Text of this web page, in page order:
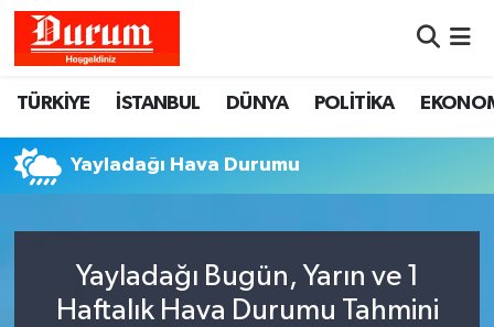
TÜRKİYE İSTANBUL DÜNYA POLİTİKA
Yayladağı Hava Durumu
Yayladağı Bugün, Yarın ve 1
Haftalık Hava Durumu Tahmini
Hava Durumu
Namaz Vakitleri
Süper Lig Puan Durumu ve Fikstür